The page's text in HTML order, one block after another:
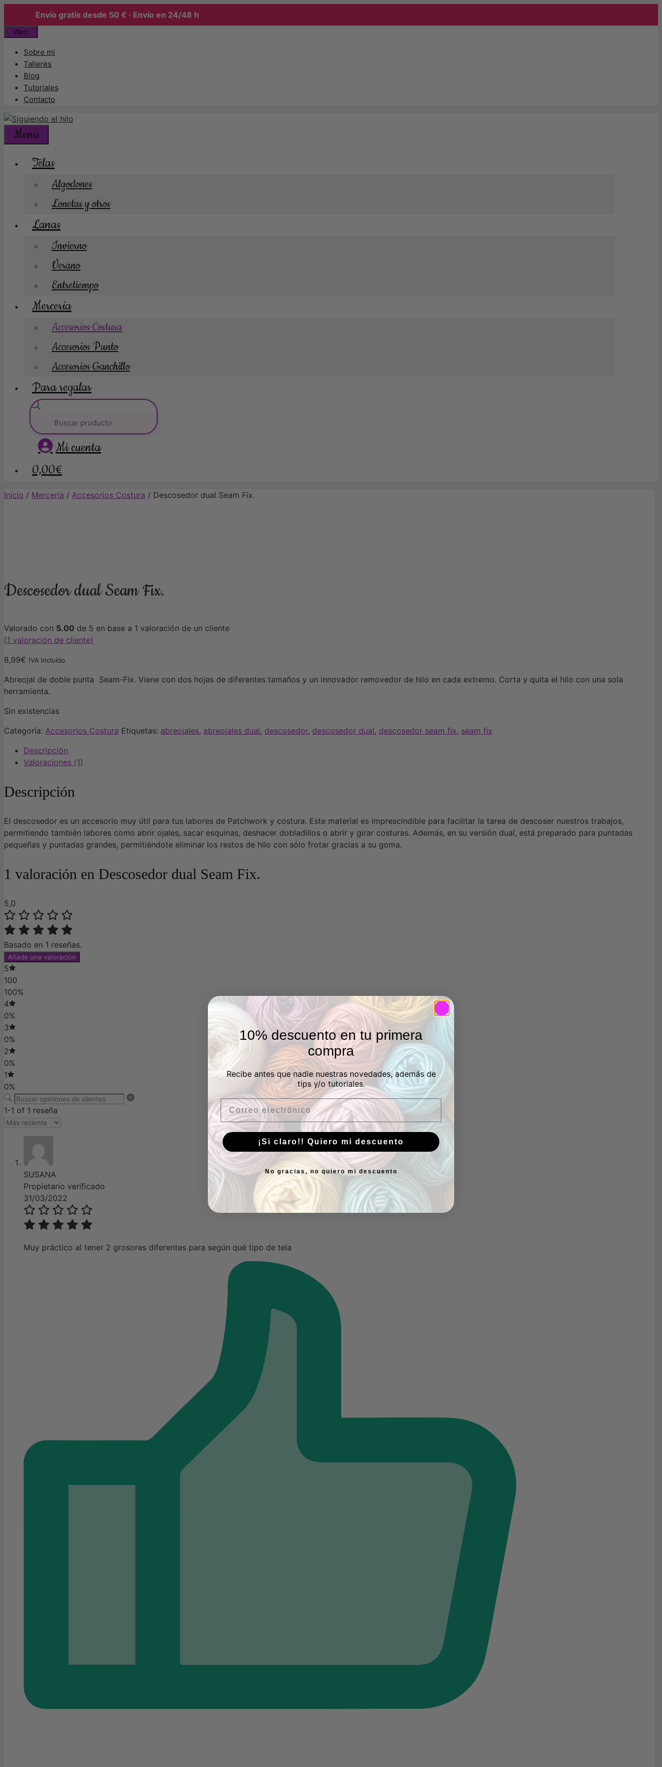
Envío gratis desde 50 € · Envío en 24/48 h
Saltar
contenido
Web
Sobre mi
Talleres
Blog
Tutoriales
Contacto
Menú
Telas
Algodones
Lonetas y otros
Lanas
Invierno
Verano
Entretiempo
Mercería
Accesorios Costura
Accesorios Punto
Accesorios Ganchillo
Para regalar
Mi cuenta
0,00€
Inicio / Mercería / Accesorios Costura / Descosedor dual Seam Fix.
Descosedor dual Seam Fix.
Valorado con 5.00 de 5 en base a 1 valoración de un cliente
(1 valoración de cliente)
8,99€ IVA Incluído
Abreojal de doble punta Seam-Fix. Viene con dos hojas de diferentes tamaños y un innovador removedor de hilo en cada extremo. Corta y quita el hilo con una sola
herramienta.
Sin existencias
Categoría: Accesorios Costura Etiquetas: abreojales, abreojales dual, descosedor, descosedor dual, descosedor seam fix, seam fix
Descripción
Valoraciones (1)
Descripción
El descosedor es un accesorio muy útil para tus labores de Patchwork y costura. Este material es imprescindible para facilitar la tarea de descoser nuestros trabajos,
permitiendo también labores como abrir ojales, sacar esquinas, deshacer dobladillos o abrir y girar costuras. Además, en su versión dual, está preparado para puntadas
pequeñas y puntadas grandes, permitiéndote eliminar los restos de hilo con sólo frotar gracias a su goma.
1 valoración en Descosedor dual Seam Fix.
5,0
Basado en 1 reseñas.
Añade una valoración
5
100
100%
4
0%
3
0%
2
0%
1
0%
1-1 of 1 reseña
SUSANA
Propietario verificado
31/03/2022
Muy práctico al tener 2 grosores diferentes para según qué tipo de tela
10% descuento en tu primera
compra
Recibe antes que nadie nuestras novedades, además de
tips y/o tutoriales.
Email
¡Si claro!! Quiero mi descuento
No gracias, no quiero mi descuento